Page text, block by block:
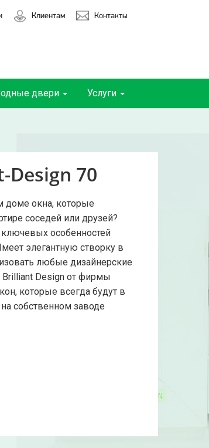
Клиентам Контакты
двери Услуги
Design 70
доме окна, которые
соседей или друзей?
особенностей
элегантную створку в
любые дизайнерские
Design от фирмы
которые всегда будут в
собственном заводе